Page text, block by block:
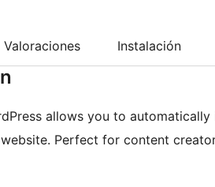
Valoraciones Instalación
allows you to
Perfect for content